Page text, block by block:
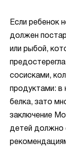
Если ребенок
должен
или рыбой,
сосисками,
продуктами: в
белка, зато
заключение
детей должно